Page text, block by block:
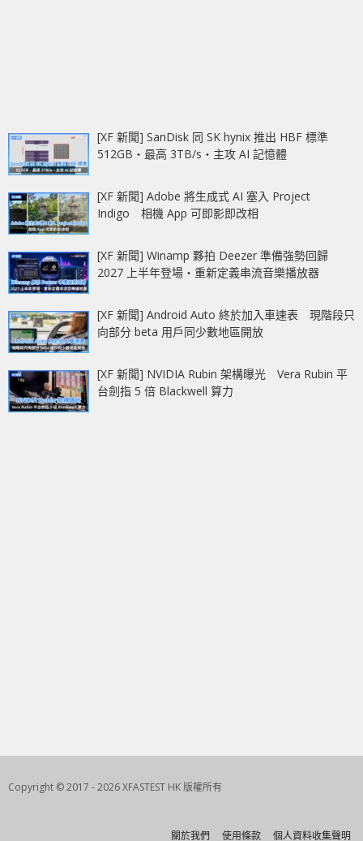
[XF 新聞] SanDisk 同 SK hynix 推出 HBF 標準
512GB‧最高 3TB/s‧主攻 AI 記憶體
[XF 新聞] Adobe 將生成式 AI 塞入 Project
Indigo 相機 App 可即影即改相
[XF 新聞] Winamp 夥拍 Deezer 準備強勢回歸
2027 上半年登場‧重新定義串流音樂播放器
[XF 新聞] Android Auto 終於加入車速表 現階段只
向部分 beta 用戶同少數地區開放
[XF 新聞] NVIDIA Rubin 架構曝光 Vera Rubin 平
台劍指 5 倍 Blackwell 算力
Copyright © 2017 - 2026 XFASTEST HK 版權所有
關於我們 使用條款 個人資料收集聲明